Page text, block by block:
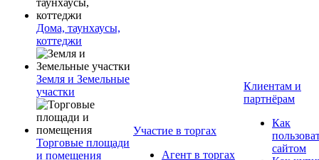
Дома, таунхаусы,
коттеджи
Земля и Земельные
участки
Торговые площади
и помещения
Участие в торгах
Агент в торгах
Клиентам и
партнёрам
Как
сайтом